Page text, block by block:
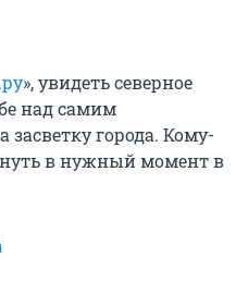
», увидеть северное
над самим
засветку города. Кому-
в нужный момент в